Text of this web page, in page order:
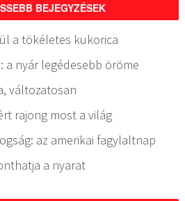
BEJEGYZÉSEK
a tökéletes kukorica
a nyár legédesebb öröme
változatosan
rajong most a világ
az amerikai fagylaltnap
a nyarat